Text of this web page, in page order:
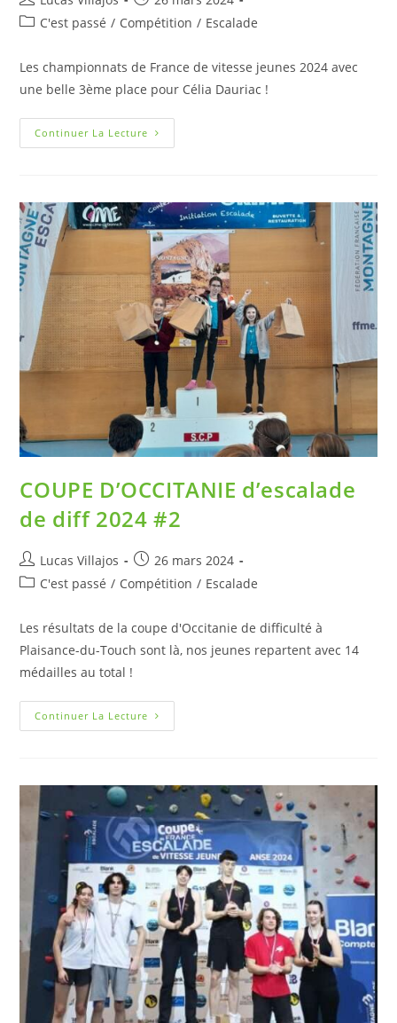
C'est passé / Compétition / Escalade
Les championnats de France de vitesse jeunes 2024 avec
une belle 3ème place pour Célia Dauriac !
Continuer La Lecture
COUPE D’OCCITANIE d’escalade
de diff 2024 #2
Lucas Villajos
26 mars 2024
C'est passé / Compétition / Escalade
Les résultats de la coupe d'Occitanie de difficulté à
Plaisance-du-Touch sont là, nos jeunes repartent avec 14
médailles au total !
Continuer La Lecture